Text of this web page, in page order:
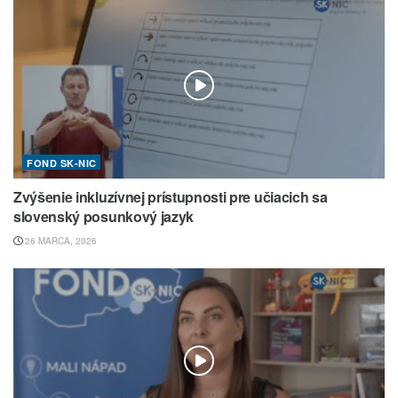
FOND SK-NIC
Zvýšenie inkluzívnej prístupnosti pre učiacich sa
slovenský posunkový jazyk
26 MARCA, 2026